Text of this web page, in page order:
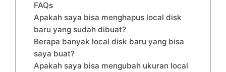
FAQs
Apakah saya bisa menghapus local disk
baru yang sudah dibuat?
Berapa banyak local disk baru yang bisa
saya buat?
Apakah saya bisa mengubah ukuran local